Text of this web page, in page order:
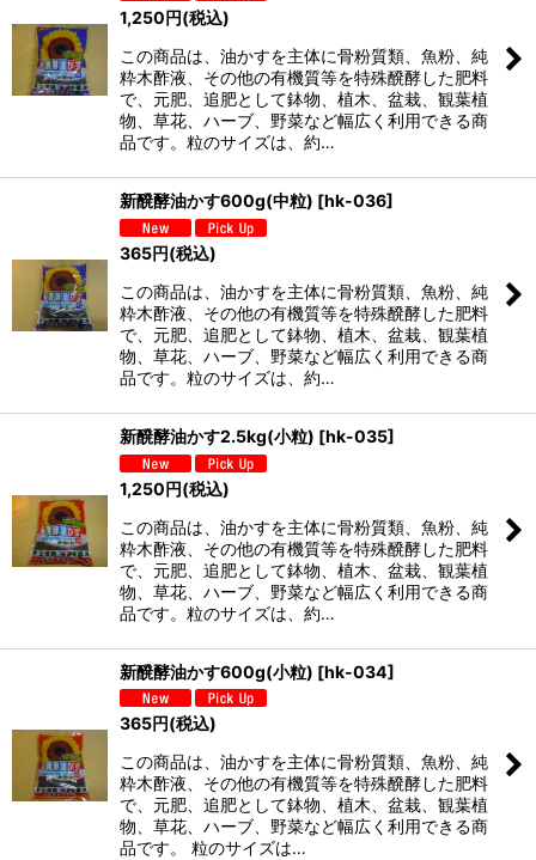
1,250円(税込)
この商品は、油かすを主体に骨粉質類、魚粉、純
粋木酢液、その他の有機質等を特殊醗酵した肥料
で、元肥、追肥として鉢物、植木、盆栽、観葉植
物、草花、ハーブ、野菜など幅広く利用できる商
品です。粒のサイズは、約…
新醗酵油かす600g(中粒) [hk-036]
365円(税込)
この商品は、油かすを主体に骨粉質類、魚粉、純
粋木酢液、その他の有機質等を特殊醗酵した肥料
で、元肥、追肥として鉢物、植木、盆栽、観葉植
物、草花、ハーブ、野菜など幅広く利用できる商
品です。粒のサイズは、約…
新醗酵油かす2.5kg(小粒) [hk-035]
1,250円(税込)
この商品は、油かすを主体に骨粉質類、魚粉、純
粋木酢液、その他の有機質等を特殊醗酵した肥料
で、元肥、追肥として鉢物、植木、盆栽、観葉植
物、草花、ハーブ、野菜など幅広く利用できる商
品です。粒のサイズは、約…
新醗酵油かす600g(小粒) [hk-034]
365円(税込)
この商品は、油かすを主体に骨粉質類、魚粉、純
粋木酢液、その他の有機質等を特殊醗酵した肥料
で、元肥、追肥として鉢物、植木、盆栽、観葉植
物、草花、ハーブ、野菜など幅広く利用できる商
品です。 粒のサイズは…